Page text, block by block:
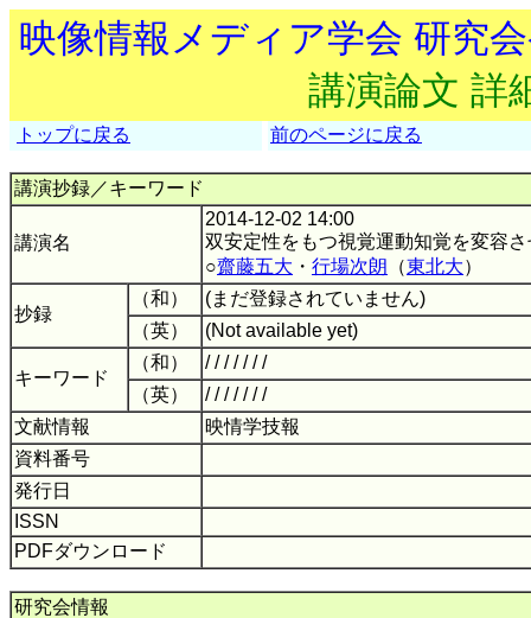
映像情報メディア学会 研究
講演論文 詳
トップに戻る 前のページに戻る
講演抄録／キーワード
講演名
2014-12-02 14:00
双安定性をもつ視覚運動知覚を変容
○齋藤五大 ・ 行場次朗 （東北大）
抄録
（和）
(まだ登録されていません)
（英）
(Not available yet)
キーワード
（和）
/ / / / / / /
（英）
/ / / / / / /
文献情報
映情学技報
資料番号
発行日
ISSN
PDFダウンロード
研究会情報